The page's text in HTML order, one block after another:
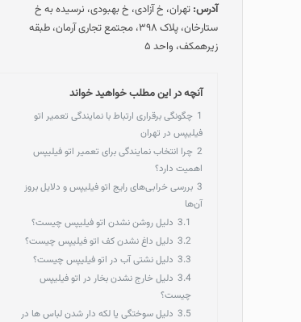
آدرس: تهران، خ آزادی، خ بهبودی، نرسیده به خ
ستارخان، پلاک ۳۹۸، مجتمع تجاری آرمان، طبقه
زیرهمکف، واحد ۵
آنچه در این مطلب خواهید خواند
1 چگونگی برقراری ارتباط با نمایندگی تعمیر اتو
فیلیپس در تهران
2 چرا انتخاب نمایندگی برای تعمیر اتو فیلیپس
اهمیت دارد؟
3 بررسی خرابی‌های رایج اتو فیلیپس و دلایل بروز
آن‌ها
3.1 دلیل روشن نشدن اتو فیلیپس چیست؟
3.2 دلیل داغ نشدن کف اتو فیلیپس چیست؟
3.3 دلیل نشتی آب در اتو فیلیپس چیست؟
3.4 دلیل خارج نشدن بخار در اتو فیلیپس
چیست؟
3.5 دلیل سوختگی یا لکه دار شدن لباس ها در